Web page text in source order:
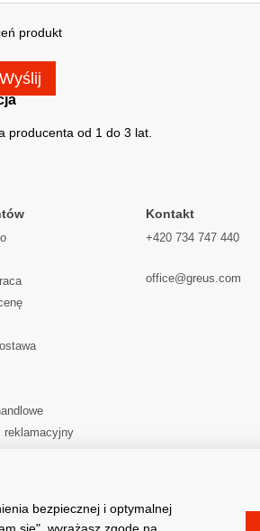
produkt
Wyślij
producenta od 1 do 3 lat.
reklamacyjny
Kontakt
+420 734 747 440
office@greus.com
bezpiecznej i optymalnej
się", wyrażasz zgodę na